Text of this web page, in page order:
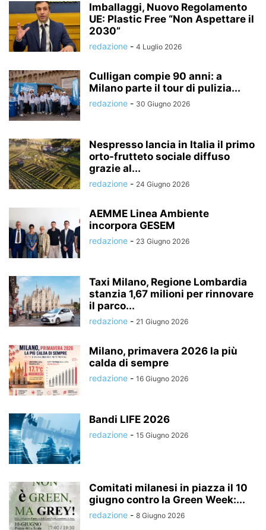
Imballaggi, Nuovo Regolamento
UE: Plastic Free “Non Aspettare il
2030”
redazione - 4 Luglio 2026
Culligan compie 90 anni: a
Milano parte il tour di pulizia...
redazione - 30 Giugno 2026
Nespresso lancia in Italia il primo
orto-frutteto sociale diffuso
grazie al...
redazione - 24 Giugno 2026
AEMME Linea Ambiente
incorpora GESEM
redazione - 23 Giugno 2026
Taxi Milano, Regione Lombardia
stanzia 1,67 milioni per rinnovare
il parco...
redazione - 21 Giugno 2026
Milano, primavera 2026 la più
calda di sempre
redazione - 16 Giugno 2026
Bandi LIFE 2026
redazione - 15 Giugno 2026
Comitati milanesi in piazza il 10
giugno contro la Green Week:...
redazione - 8 Giugno 2026